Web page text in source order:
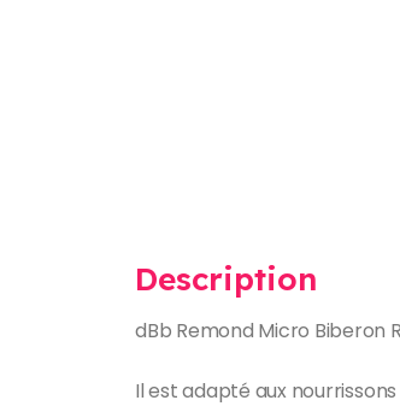
Description
dBb Remond Micro Biberon
Il est adapté aux